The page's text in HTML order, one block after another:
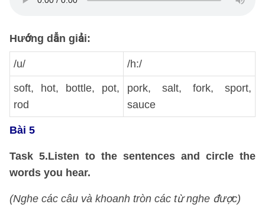
Hướng dẫn giải:
/u/ /h:/
soft, hot, bottle, pot,
rod
pork, salt, fork, sport,
sauce
Bài 5
Task 5.Listen to the sentences and circle the
words you hear.
(Nghe các câu và khoanh tròn các từ nghe được)